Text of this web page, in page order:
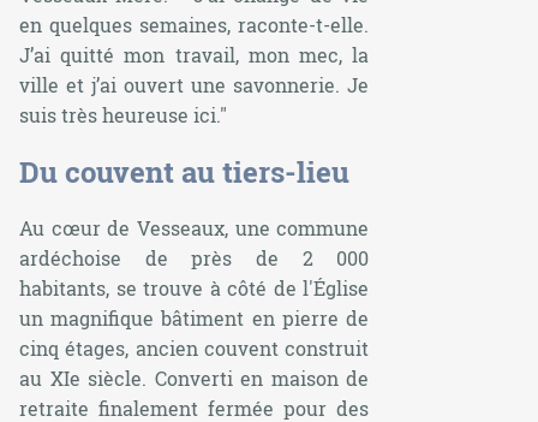
en quelques semaines,raconte-t-elle.
J’ai quitté mon travail, mon mec, la
ville et j’ai ouvert une savonnerie. Je
suis très heureuse ici."
Du couvent au tiers-lieu
Au cœur de Vesseaux, une commune
ardéchoise de près de 2 000
habitants, se trouve à côté de l'Église
un magnifique bâtiment en pierre de
cinq étages, ancien couvent construit
au XIe siècle. Converti en maison de
retraite finalement fermée pour des